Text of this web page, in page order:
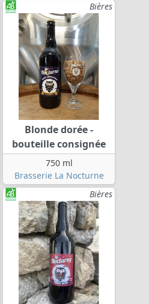
Bières
Blonde dorée -
bouteille consignée
750 ml
Brasserie La Nocturne
Bières